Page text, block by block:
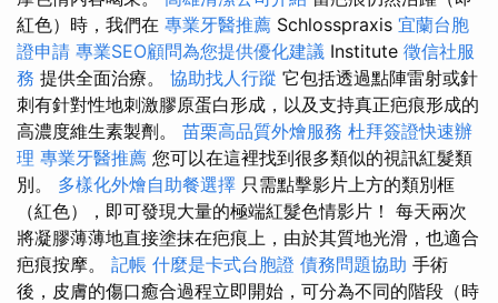
紅色）時，我們在 專業牙醫推薦 Schlosspraxis 宜蘭台胞
證申請 專業SEO顧問為您提供優化建議 Institute 徵信社服
務 提供全面治療。 協助找人行蹤 它包括透過點陣雷射或針
刺有針對性地刺激膠原蛋白形成，以及支持真正疤痕形成的
高濃度維生素製劑。 苗栗高品質外燴服務 杜拜簽證快速辦
理 專業牙醫推薦 您可以在這裡找到很多類似的視訊紅髮類
別。 多樣化外燴自助餐選擇 只需點擊影片上方的類別框
（紅色），即可發現大量的極端紅髮色情影片！ 每天兩次
將凝膠薄薄地直接塗抹在疤痕上，由於其質地光滑，也適合
疤痕按摩。 記帳 什麼是卡式台胞證 債務問題協助 手術
後，皮膚的傷口癒合過程立即開始，可分為不同的階段（時